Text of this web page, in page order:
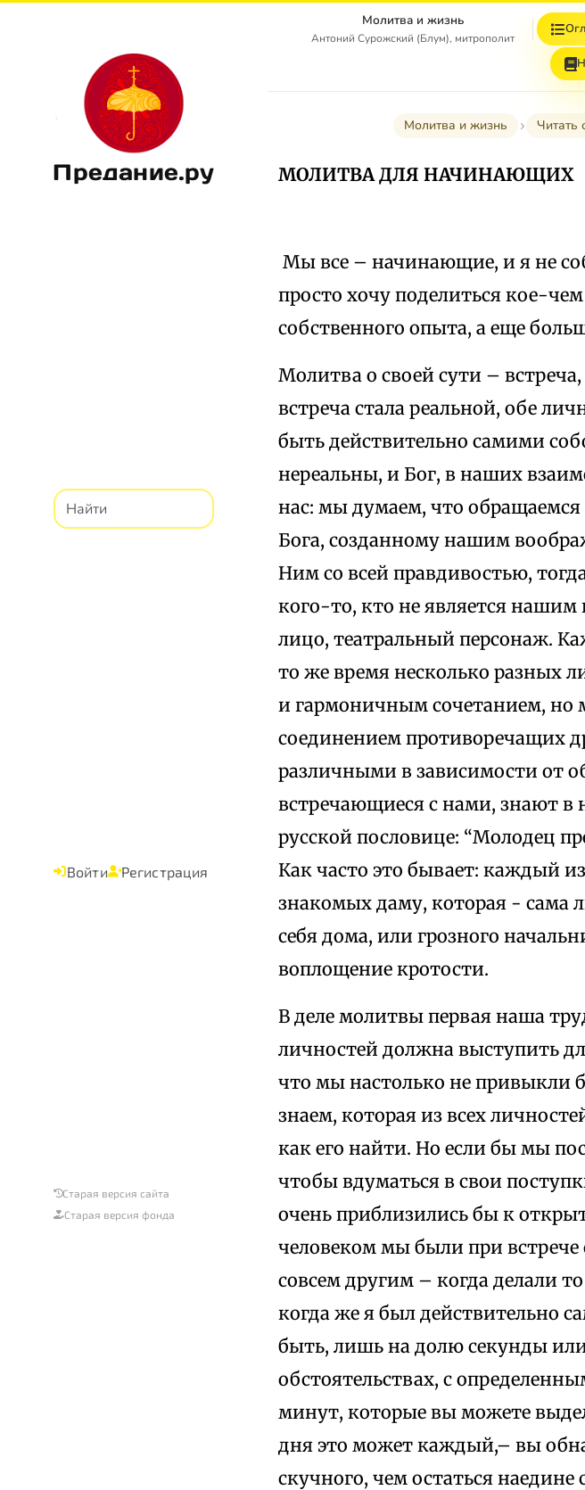
Предание.ру
Войти Регистрация
Старая версия сайта
Старая версия фонда
Молитва и жизнь
Антоний Сурожский (Блум), митрополит
Молитва и жизнь Читать
МОЛИТВА ДЛЯ НАЧИНАЮЩИХ
Мы все – начинающие, и я не
просто хочу поделиться кое-
собственного опыта, а еще
Молитва о своей сути –
встреча стала реальной, обе
быть действительно самими
нереальны, и Бог, в наших
нас: мы думаем, что обращаемся
Бога, созданному нашим
Ним со всей правдивостью,
кого-то, кто не является нашим
лицо, театральный персонаж.
то же время несколько разных
и гармоничным сочетанием, но
соединением противоречащих
различными в зависимости от
встречающиеся с нами, знают в
русской пословице: “Молодец
Как часто это бывает: каждый
знакомых даму, которая - сама
себя дома, или грозного
воплощение кротости.
В деле молитвы первая наша
личностей должна выступить
что мы настолько не привыкли
знаем, которая из всех
как его найти. Но если бы мы
чтобы вдуматься в свои
очень приблизились бы к
человеком мы были при
совсем другим – когда делали
когда же я был действительно
быть, лишь на долю секунды
обстоятельствах, с
минут, которые вы можете
дня это может каждый,– вы
скучного, чем остаться